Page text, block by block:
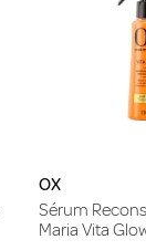
OX
Sérum
Maria Vita